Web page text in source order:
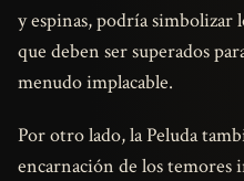
y espinas, podría simbolizar
que deben ser superados
menudo implacable.
Por otro lado, la Peluda
encarnación de los temores